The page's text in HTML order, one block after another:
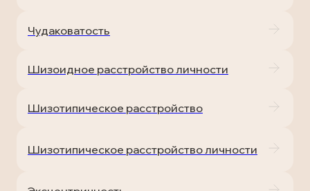
Чудаковатость
Шизоидное расстройство личности
Шизотипическое расстройство
Шизотипическое расстройство личности